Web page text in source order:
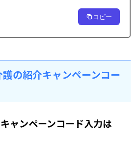
コピー
の紹介キャンペーンコー
ャンペーンコード入力は